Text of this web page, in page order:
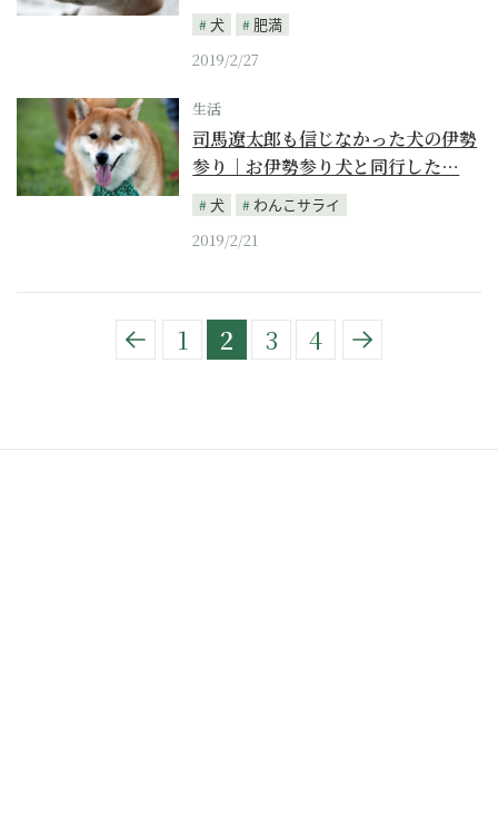
犬
肥満
2019/2/27
生活
司馬遼太郎も信じなかった犬の伊勢
参り｜お伊勢参り犬と同行した…
犬
わんこサライ
2019/2/21
1 2 3 4